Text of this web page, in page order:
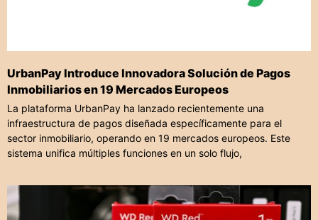
UrbanPay Introduce Innovadora Solución de Pagos
Inmobiliarios en 19 Mercados Europeos
La plataforma UrbanPay ha lanzado recientemente una
infraestructura de pagos diseñada específicamente para el
sector inmobiliario, operando en 19 mercados europeos. Este
sistema unifica múltiples funciones en un solo flujo,